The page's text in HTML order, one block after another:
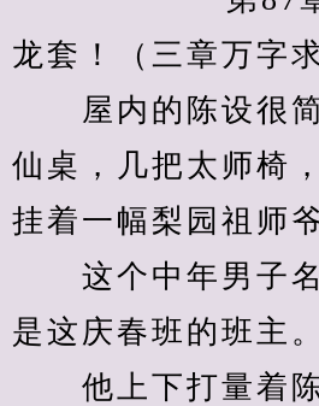
龙套！（三章万字
屋内的陈设很简
仙桌，几把太师椅
挂着一幅梨园祖师
这个中年男子名
是这庆春班的班主。
他上下打量着陈